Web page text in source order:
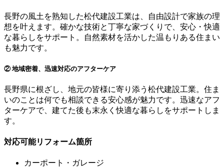
長野の風土を熟知した松代建設工業は、自由設計で家族の理
想を叶えます。確かな技術と丁寧な家づくりで、安心・快適
な暮らしをサポート。自然素材を活かした温もりある住まい
も魅力です。
② 地域密着、迅速対応のアフターケア
長野県に根ざし、地元の皆様に寄り添う松代建設工業。住ま
いのことは何でも相談できる安心感が魅力です。迅速なアフ
ターケアで、建てた後も末永く快適な暮らしをサポートしま
す。
対応可能リフォーム箇所
カーポート・ガレージ